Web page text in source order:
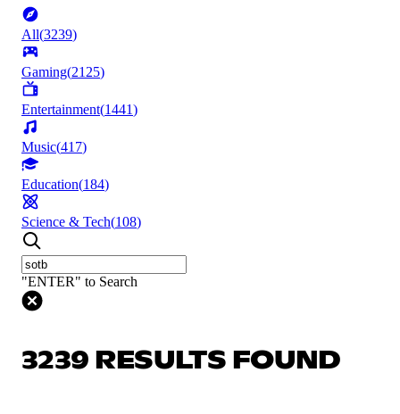
All(3239)
Gaming(2125)
Entertainment(1441)
Music(417)
Education(184)
Science & Tech(108)
"ENTER" to Search
3239 RESULTS FOUND